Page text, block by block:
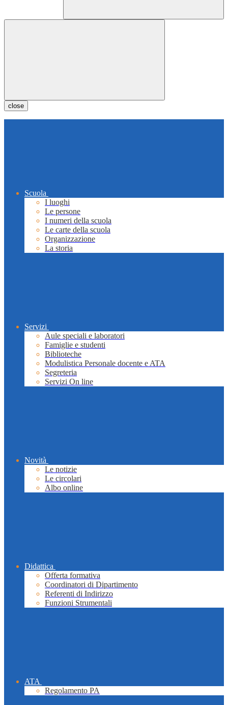
close
Scuola
I luoghi
Le persone
I numeri della scuola
Le carte della scuola
Organizzazione
La storia
Servizi
Aule speciali e laboratori
Famiglie e studenti
Biblioteche
Modulistica Personale docente e ATA
Segreteria
Servizi On line
Novità
Le notizie
Le circolari
Albo online
Didattica
Offerta formativa
Coordinatori di Dipartimento
Referenti di Indirizzo
Funzioni Strumentali
ATA
Regolamento PA